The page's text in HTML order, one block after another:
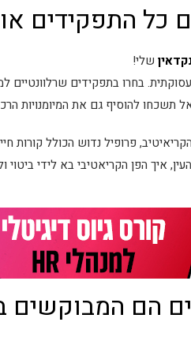
כל התפקידים
שלי!
בחרו בתפקידים
תשכחו להוסיף גם את המיומנויות
פרופיל נדוש הכולל קורות
איך הפן הקריאטיבי בא לידי ביטוי
הם המבוקשים